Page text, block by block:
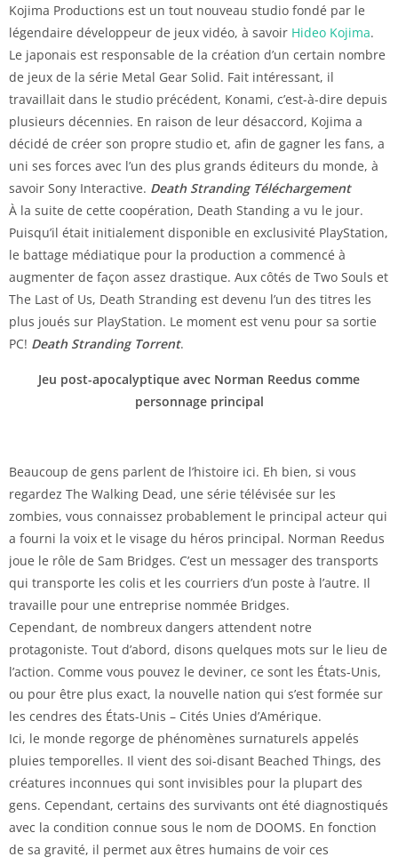
Kojima Productions est un tout nouveau studio fondé par le
légendaire développeur de jeux vidéo, à savoir Hideo Kojima.
Le japonais est responsable de la création d’un certain nombre
de jeux de la série Metal Gear Solid. Fait intéressant, il
travaillait dans le studio précédent, Konami, c’est-à-dire depuis
plusieurs décennies. En raison de leur désaccord, Kojima a
décidé de créer son propre studio et, afin de gagner les fans, a
uni ses forces avec l’un des plus grands éditeurs du monde, à
savoir Sony Interactive. Death Stranding Téléchargement
À la suite de cette coopération, Death Standing a vu le jour.
Puisqu’il était initialement disponible en exclusivité PlayStation,
le battage médiatique pour la production a commencé à
augmenter de façon assez drastique. Aux côtés de Two Souls et
The Last of Us, Death Stranding est devenu l’un des titres les
plus joués sur PlayStation. Le moment est venu pour sa sortie
PC! Death Stranding Torrent.
Jeu post-apocalyptique avec Norman Reedus comme
personnage principal
Beaucoup de gens parlent de l’histoire ici. Eh bien, si vous
regardez The Walking Dead, une série télévisée sur les
zombies, vous connaissez probablement le principal acteur qui
a fourni la voix et le visage du héros principal. Norman Reedus
joue le rôle de Sam Bridges. C’est un messager des transports
qui transporte les colis et les courriers d’un poste à l’autre. Il
travaille pour une entreprise nommée Bridges.
Cependant, de nombreux dangers attendent notre
protagoniste. Tout d’abord, disons quelques mots sur le lieu de
l’action. Comme vous pouvez le deviner, ce sont les États-Unis,
ou pour être plus exact, la nouvelle nation qui s’est formée sur
les cendres des États-Unis – Cités Unies d’Amérique.
Ici, le monde regorge de phénomènes surnaturels appelés
pluies temporelles. Il vient des soi-disant Beached Things, des
créatures inconnues qui sont invisibles pour la plupart des
gens. Cependant, certains des survivants ont été diagnostiqués
avec la condition connue sous le nom de DOOMS. En fonction
de sa gravité, il permet aux êtres humains de voir ces